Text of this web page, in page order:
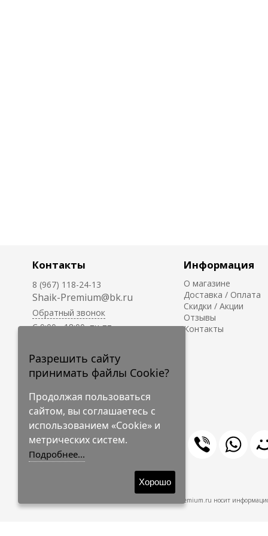
Контакты
8 (967) 118-24-13
Shaik-Premium@bk.ru
Обратный звонок
C 9:00 - 18:00, пн-пт
круглосуточно.
Информация
О магазине
Доставка / Оплата
Скидки / Акции
Отзывы
Контакты
© 2009-2026 Shaik-Premium
Shaik-Premium.ru носит
Разрешить сайту
принимать файлы Cookie?
Продолжая пользоваться
сайтом, вы соглашаетесь с
использованием «Cookie» и
метрических систем.
Подробнее...
Хорошо